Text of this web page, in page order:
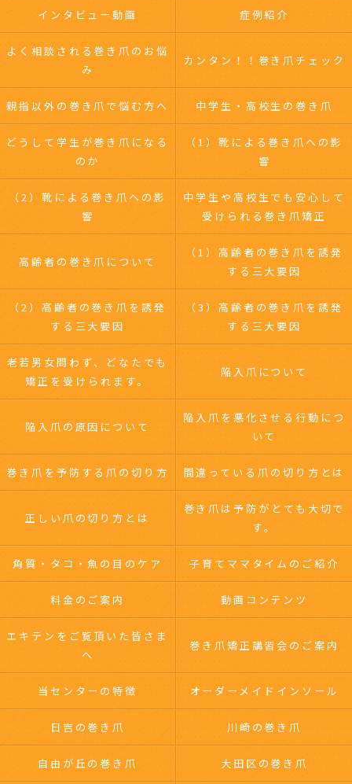
インタビュー動画 症例紹介
よく相談される巻き爪のお悩
み
カンタン！！巻き爪チェック
親指以外の巻き爪で悩む方へ 中学生・高校生の巻き爪
どうして学生が巻き爪になる
のか
（1）靴による巻き爪への影
響
（2）靴による巻き爪への影
響
中学生や高校生でも安心して
受けられる巻き爪矯正
高齢者の巻き爪について
（1）高齢者の巻き爪を誘発
する三大要因
（2）高齢者の巻き爪を誘発
する三大要因
（3）高齢者の巻き爪を誘発
する三大要因
老若男女問わず、どなたでも
矯正を受けられます。
陥入爪について
陥入爪の原因について
陥入爪を悪化させる行動につ
いて
巻き爪を予防する爪の切り方 間違っている爪の切り方とは
正しい爪の切り方とは
巻き爪は予防がとても大切で
す。
角質・タコ・魚の目のケア 子育てママタイムのご紹介
料金のご案内 動画コンテンツ
エキテンをご覧頂いた皆さま
へ
巻き爪矯正講習会のご案内
当センターの特徴 オーダーメイドインソール
日吉の巻き爪 川崎の巻き爪
自由が丘の巻き爪 大田区の巻き爪